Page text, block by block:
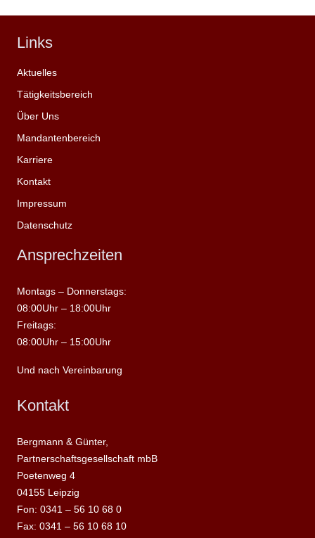
Links
Aktuelles
Tätigkeitsbereich
Über Uns
Mandantenbereich
Karriere
Kontakt
Impressum
Datenschutz
Ansprechzeiten
Montags – Donnerstags:
08:00Uhr – 18:00Uhr
Freitags:
08:00Uhr – 15:00Uhr
Und nach Vereinbarung
Kontakt
Bergmann & Günter,
Partnerschaftsgesellschaft mbB
Poetenweg 4
04155 Leipzig
Fon: 0341 – 56 10 68 0
Fax: 0341 – 56 10 68 10